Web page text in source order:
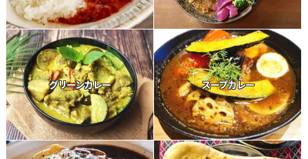
グリーンカレー スープカレー